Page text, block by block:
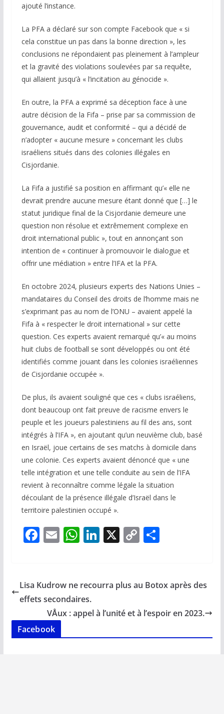
ajouté l’instance.
La PFA a déclaré sur son compte Facebook que « si
cela constitue un pas dans la bonne direction », les
conclusions ne répondaient pas pleinement à l’ampleur
et la gravité des violations soulevées par sa requête,
qui allaient jusqu’à « l’incitation au génocide ».
En outre, la PFA a exprimé sa déception face à une
autre décision de la Fifa – prise par sa commission de
gouvernance, audit et conformité – qui a décidé de
n’adopter « aucune mesure » concernant les clubs
israéliens situés dans des colonies illégales en
Cisjordanie.
La Fifa a justifié sa position en affirmant qu’« elle ne
devrait prendre aucune mesure étant donné que […] le
statut juridique final de la Cisjordanie demeure une
question non résolue et extrêmement complexe en
droit international public », tout en annonçant son
intention de « continuer à promouvoir le dialogue et
offrir une médiation » entre l’IFA et la PFA.
En octobre 2024, plusieurs experts des Nations Unies –
mandataires du Conseil des droits de l’homme mais ne
s’exprimant pas au nom de l’ONU – avaient appelé la
Fifa à « respecter le droit international » sur cette
question. Ces experts avaient remarqué qu’« au moins
huit clubs de football se sont développés ou ont été
identifiés comme jouant dans les colonies israéliennes
de Cisjordanie occupée ».
De plus, ils avaient souligné que ces « clubs israéliens,
dont beaucoup ont fait preuve de racisme envers le
peuple et les joueurs palestiniens au fil des ans, sont
intégrés à l’IFA », en ajoutant qu’un neuvième club, basé
en Israël, joue certains de ses matchs à domicile dans
une colonie. Ces experts avaient dénoncé que « une
telle intégration et une telle conduite au sein de l’IFA
revient à reconnaître comme légale la situation
découlant de la présence illégale d’Israël dans le
territoire palestinien occupé ».
F
b
o
o
k
E
l
W
s
A
p
Li
e
n
X C
y
n
P
g
Lisa Kudrow ne recourra plus au Botox après des
effets secondaires.
VÅux : appel à l’unité et à l’espoir en 2023.
Facebook